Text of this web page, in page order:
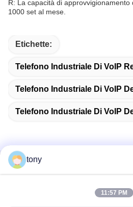
R: La capacità di
1000 set al mese.
Etichette:
Telefono Industriale Di VoIP
Telefono Industriale Di VoIP
Telefono Industriale Di VoIP
Contatto rapido
tony
11:57 PM